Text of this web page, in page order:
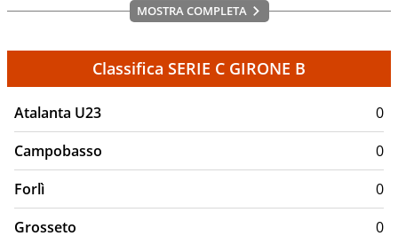
MOSTRA COMPLETA
Classifica SERIE C GIRONE B
Atalanta U23
0
Campobasso
0
Forlì
0
Grosseto
0